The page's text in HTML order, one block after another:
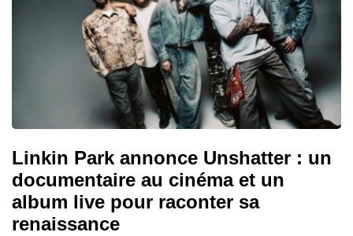
Linkin Park annonce Unshatter : un
documentaire au cinéma et un
album live pour raconter sa
renaissance